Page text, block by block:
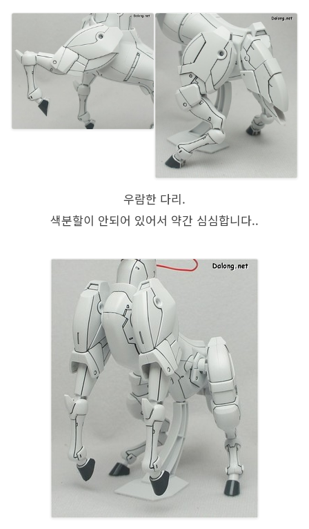
우람한 다리.
색분할이 안되어 있어서 약간 심심합니다..